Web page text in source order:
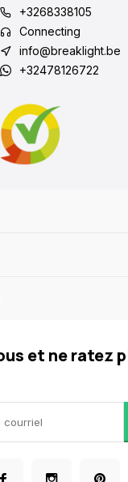
+3268338105
Connecting
info@breaklight.be
+32478126722
et ne ratez